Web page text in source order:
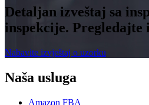
Detaljan izveštaj sa
inspekcije. Pregledajte
Nabavite izvještaj o uzorku
Naša usluga
Amazon FBA